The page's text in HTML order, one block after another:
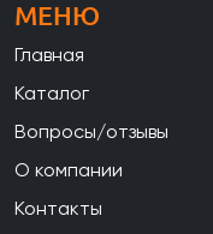
МЕНЮ
Главная
Каталог
Вопросы/отзывы
О компании
Контакты